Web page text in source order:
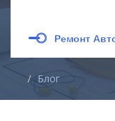
Блог